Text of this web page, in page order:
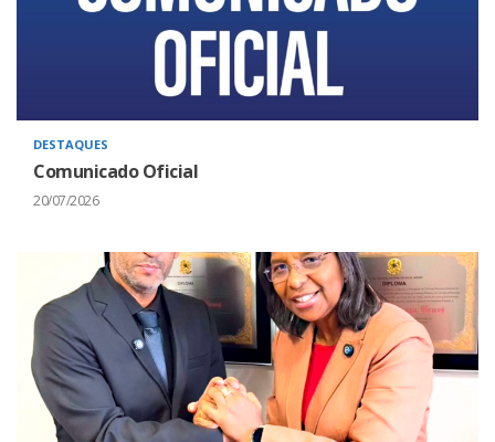
DESTAQUES
Comunicado Oficial
20/07/2026